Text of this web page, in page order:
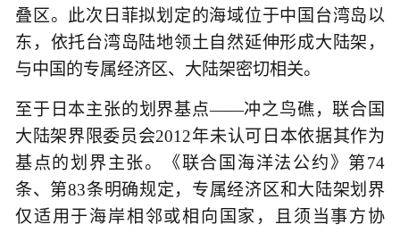
叠区。此次日菲拟划定的海域位于中国台湾岛以
东，依托台湾岛陆地领土自然延伸形成大陆架，
与中国的专属经济区、大陆架密切相关。
至于日本主张的划界基点——冲之鸟礁，联合国
大陆架界限委员会2012年未认可日本依据其作为
基点的划界主张。《联合国海洋法公约》第74
条、第83条明确规定，专属经济区和大陆架划界
仅适用于海岸相邻或相向国家，且须当事方协